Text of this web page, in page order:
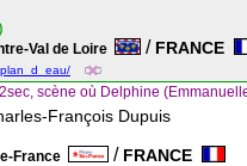
Val de Loire / FRANCE
scène où Delphine
François Dupuis
France / FRANCE